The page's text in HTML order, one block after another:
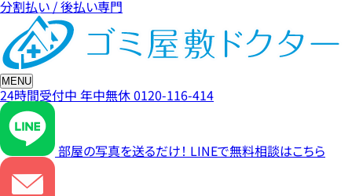
分割払い / 後払い専門
MENU
24時間受付中 年中無休0120-116-414
部屋の写真を送るだけ！ LINEで無料相談はこちら